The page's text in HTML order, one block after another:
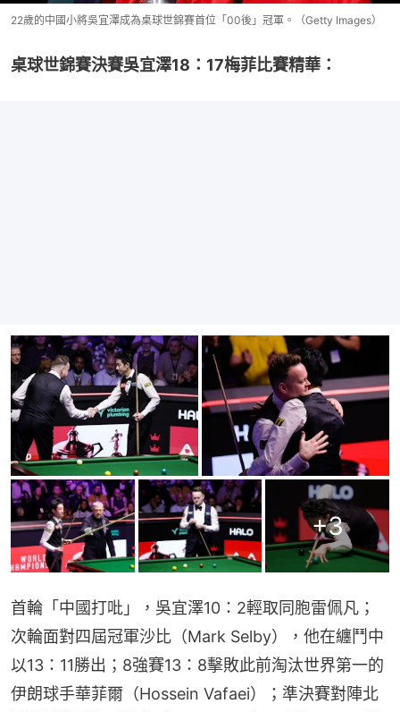
22歲的中國小將吳宜澤成為桌球世錦賽首位「00後」冠軍。（Getty Images）
桌球世錦賽決賽吳宜澤18：17梅菲比賽精華：
+3
首輪「中國打吡」，吳宜澤10：2輕取同胞雷佩凡；
次輪面對四屆冠軍沙比（Mark Selby），他在纏鬥中
以13：11勝出；8強賽13：8擊敗此前淘汰世界第一的
伊朗球手華菲爾（Hossein Vafaei）；準決賽對陣北